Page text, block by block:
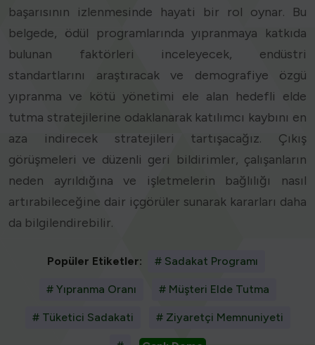
başarısının izlenmesinde hayati bir rol oynar. Bu
belgede, ödül programlarında yıpranmaya katkıda
bulunan faktörleri inceleyecek, endüstri
standartlarını araştıracak ve demografiye özgü
yıpranma ve kötü yönetimi ele alan hedefli elde
tutma stratejilerine odaklanarak katılımcı kaybını en
aza indirecek stratejileri tartışacağız. Çıkış
görüşmeleri ve düzenli geri bildirimler, çalışanların
neden ayrıldığına ve işletmelerin bağlılığı nasıl
artırabileceğine dair içgörüler sunarak kararları daha
da bilgilendirebilir.
Popüler Etiketler: # Sadakat Programı
# Yıpranma Oranı # Müşteri Elde Tutma
# Tüketici Sadakati # Ziyaretçi Memnuniyeti